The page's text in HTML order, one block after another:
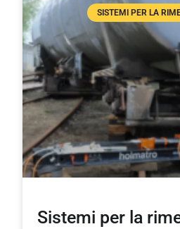
SISTEMI PER LA
Sistemi per la